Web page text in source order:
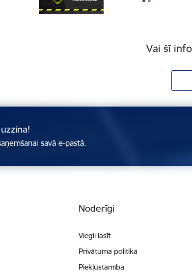
Vai šī
savā e-pastā.
Noderīgi
Viegli lasīt
Privātuma politika
Piekļūstamība